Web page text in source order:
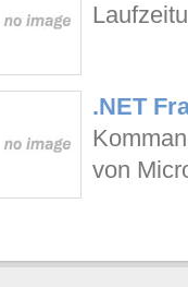
.NET
von